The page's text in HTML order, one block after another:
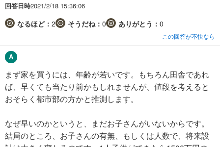
回答日時2021/2/18 15:36:06
なるほど： 2 そうだね： 0 ありがとう： 0
この回答が不快なら
まず家を買うには、年齢が若いです。もちろん田舎であれ
ば、早くても当たり前かもしれませんが、値段を考えると
おそらく都市部の方かと推測します。
なぜ早いのかというと、まだお子さんがいないからです。
結局のところ、お子さんの有無、もしくは人数で、将来設